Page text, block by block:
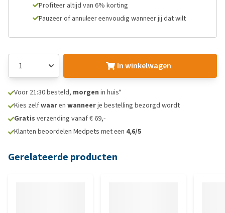
Profiteer altijd van 6% korting
Pauzeer of annuleer eenvoudig wanneer jij dat wilt
In winkelwagen
Voor 21:30 besteld, morgen in huis*
Kies zelfwaaren wanneerje bestelling bezorgd wordt
Gratis verzending vanaf € 69,-
Klanten beoordelen Medpets met een 4,6/5
Gerelateerde producten